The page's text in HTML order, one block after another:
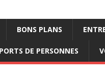
BONS PLANS
DE PERSONNES